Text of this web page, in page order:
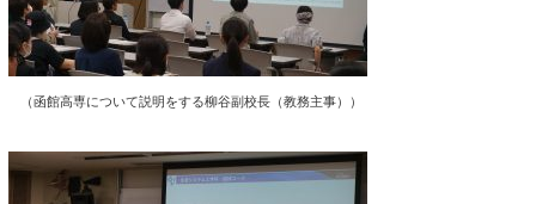
（函館高専について説明をする柳谷副校長（教務主事））